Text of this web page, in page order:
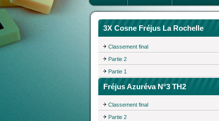
3X Cosne Fréjus La Rochelle
Classement final
Partie 2
Partie 1
Fréjus Azuréva N°3 TH2
Classement final
Partie 2